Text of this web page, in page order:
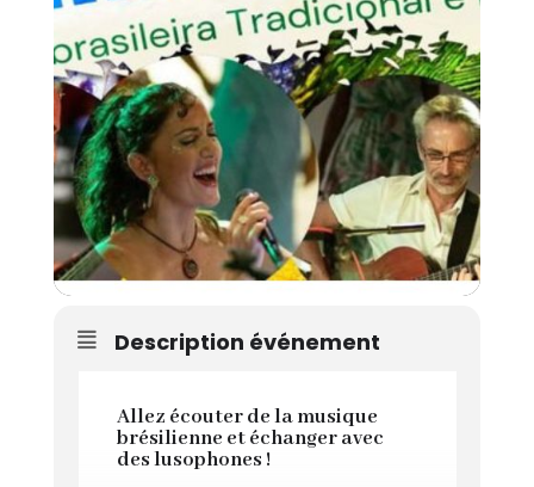
Description événement
Allez écouter de la musique
brésilienne et échanger avec
des lusophones !